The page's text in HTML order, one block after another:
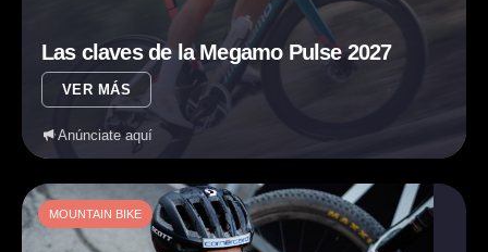
Las claves de la Megamo Pulse 2027
VER MÁS
Anúnciate aquí
MOUNTAIN BIKE